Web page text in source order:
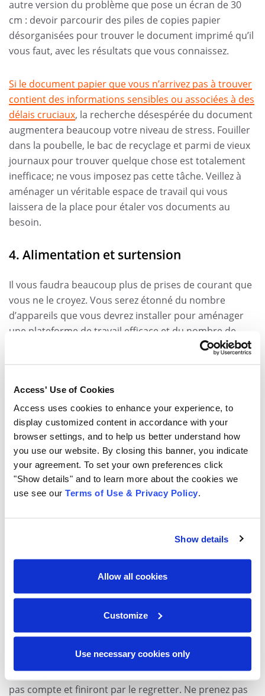
Access' Use of Cookies
Access uses cookies to enhance your experience, to
display customized content in accordance with your
browser settings, and to help us better understand how
you use our website. By closing this banner, you indicate
your agreement. To set your own preferences click
"Show details" and to learn more about the cookies we
use see our Terms of Use & Privacy Policy.
Show details
Allow all cookies
Customize
Use necessary cookies only
autre version du problème que pose un écran de 30
cm : devoir parcourir des piles de copies papier
désorganisées pour trouver le document imprimé qu’il
vous faut, avec les résultats que vous connaissez.
Si le document papier que vous n’arrivez pas à trouver
contient des informations sensibles ou associées à des
délais cruciaux, la recherche désespérée du document
augmentera beaucoup votre niveau de stress. Fouiller
dans la poubelle, le bac de recyclage et parmi de vieux
journaux pour trouver quelque chose est totalement
inefficace; ne vous imposez pas cette tâche. Veillez à
aménager un véritable espace de travail qui vous
laissera de la place pour étaler vos documents au
besoin.
4. Alimentation et surtension
Il vous faudra beaucoup plus de prises de courant que
vous ne le croyez. Vous serez étonné du nombre
d’appareils que vous devrez installer pour aménager
une plateforme de travail efficace et du nombre de
barres d’alimentation qu’il vous faudra pour répondre
prises de courant murales.
Si vous vivez dans un espace où les courts-circuits sont
fréquents, veillez à utiliser un dispositif de protection
de la batterie ou de protection contre les surtensions.
Les pannes d’électricité et les surtensions risquent de
vous faire perdre beaucoup de données si vous n’y
êtes pas préparé.
disposez. Cet aménagement rendra votre expérience
de travail à domicile beaucoup plus agréable.
Passez outre à vos risques et périls!
Toutes ces mesures que je viens de vous expliquer
peuvent vous sembler très simples, ce qui est tout à
fait le cas, mais beaucoup de personnes n’en tiendront
pas compte et finiront par le regretter. Ne prenez pas